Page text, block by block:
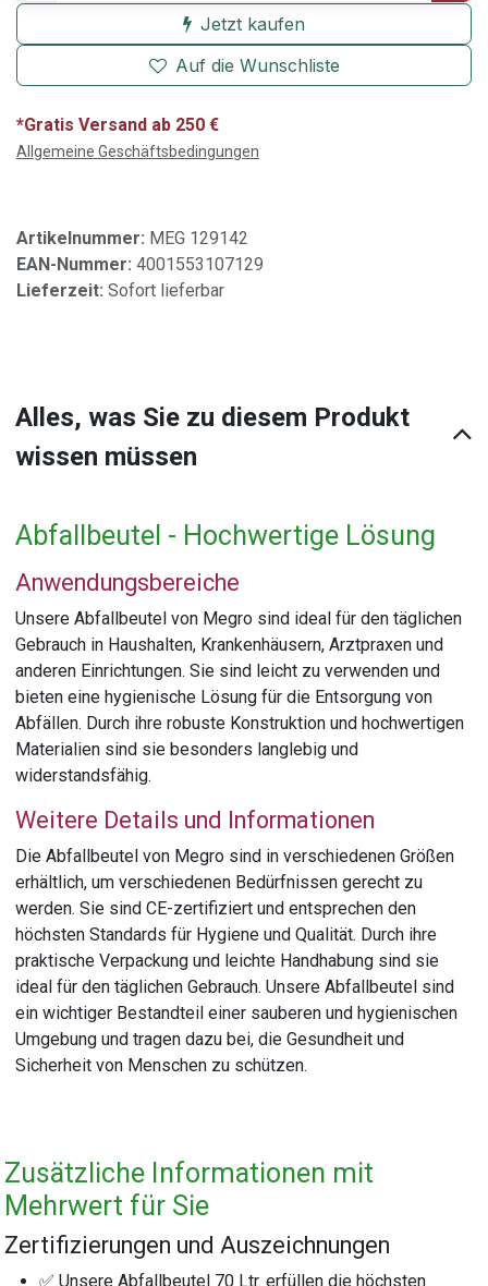
Jetzt kaufen
Auf die Wunschliste
*Gratis Versand ab 250 €
Allgemeine Geschäftsbedingungen
Artikelnummer: MEG 129142
EAN-Nummer: 4001553107129
Lieferzeit: Sofort lieferbar
Alles, was Sie zu diesem Produkt
wissen müssen
Abfallbeutel - Hochwertige Lösung
Anwendungsbereiche
Unsere Abfallbeutel von Megro sind ideal für den täglichen
Gebrauch in Haushalten, Krankenhäusern, Arztpraxen und
anderen Einrichtungen. Sie sind leicht zu verwenden und
bieten eine hygienische Lösung für die Entsorgung von
Abfällen. Durch ihre robuste Konstruktion und hochwertigen
Materialien sind sie besonders langlebig und
widerstandsfähig.
Weitere Details und Informationen
Die Abfallbeutel von Megro sind in verschiedenen Größen
erhältlich, um verschiedenen Bedürfnissen gerecht zu
werden. Sie sind CE-zertifiziert und entsprechen den
höchsten Standards für Hygiene und Qualität. Durch ihre
praktische Verpackung und leichte Handhabung sind sie
ideal für den täglichen Gebrauch. Unsere Abfallbeutel sind
ein wichtiger Bestandteil einer sauberen und hygienischen
Umgebung und tragen dazu bei, die Gesundheit und
Sicherheit von Menschen zu schützen.
Zusätzliche Informationen mit
Mehrwert für Sie
Zertifizierungen und Auszeichnungen
✅ Unsere Abfallbeutel 70 Ltr. erfüllen die höchsten